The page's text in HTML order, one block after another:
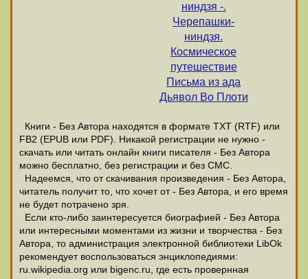
ниндзя -.
Черепашки-
ниндзя.
Космическое
путешествие
Письма из ада
Дьявол Во Плоти
Книги - Без Автора находятся в формате ТХТ (RTF) или
FB2 (EPUB или PDF). Никакой регистрации не нужно -
скачать или читать онлайн книги писателя - Без Автора
можно бесплатно, без регистрации и без СМС.
Надеемся, что от скачивания произведения - Без Автора,
читатель получит то, что хочет от - Без Автора, и его время
не будет потрачено зря.
Если кто-либо заинтересуется биографией - Без Автора
или интересными моментами из жизни и творчества - Без
Автора, то администрация электронной библиотеки LibOk
рекомендует воспользоваться энциклопедиями:
ru.wikipedia.org или bigenc.ru, где есть провернная